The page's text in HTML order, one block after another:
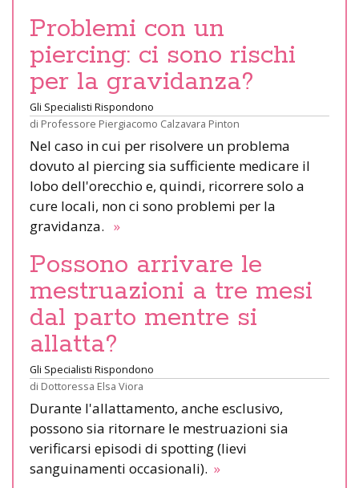
Problemi con un
piercing: ci sono rischi
per la gravidanza?
Gli Specialisti Rispondono
di Professore Piergiacomo Calzavara Pinton
Nel caso in cui per risolvere un problema
dovuto al piercing sia sufficiente medicare il
lobo dell'orecchio e, quindi, ricorrere solo a
cure locali, non ci sono problemi per la
gravidanza. »
Possono arrivare le
mestruazioni a tre mesi
dal parto mentre si
allatta?
Gli Specialisti Rispondono
di Dottoressa Elsa Viora
Durante l'allattamento, anche esclusivo,
possono sia ritornare le mestruazioni sia
verificarsi episodi di spotting (lievi
sanguinamenti occasionali). »